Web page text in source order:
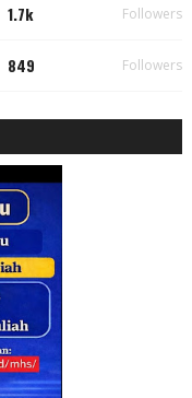
1.7k Followers
849 Followers